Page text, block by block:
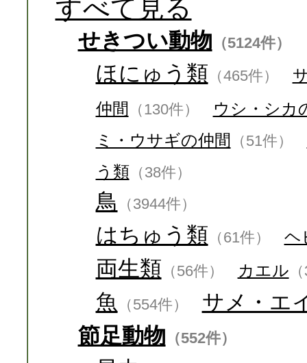
すべて見る
せきつい動物 （5124件）
ほにゅう類 （465件）
仲間 （130件）
ウシ・シカ
ミ・ウサギの仲間 （51件）
う類 （38件）
鳥 （3944件）
はちゅう類 （61件） ヘ
両生類 （56件） カエル
魚 （554件）
サメ・エ
節足動物 （552件）